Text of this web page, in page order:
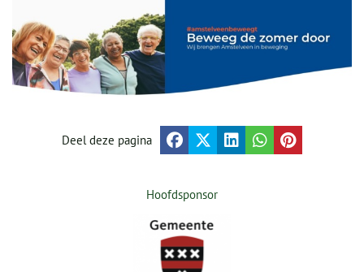
Deel deze pagina
Hoofdsponsor